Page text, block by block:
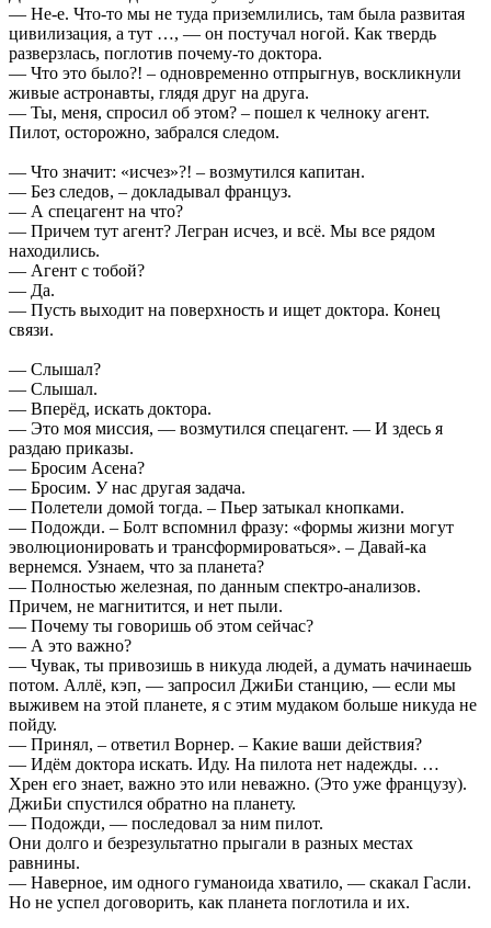
— Не-е. Что-то мы не туда приземлились, там была развитая
цивилизация, а тут …, — он постучал ногой. Как твердь
разверзлась, поглотив почему-то доктора.
— Что это было?! – одновременно отпрыгнув, воскликнули
живые астронавты, глядя друг на друга.
— Ты, меня, спросил об этом? – пошел к челноку агент.
Пилот, осторожно, забрался следом.
— Что значит: «исчез»?! – возмутился капитан.
— Без следов, – докладывал француз.
— А спецагент на что?
— Причем тут агент? Легран исчез, и всё. Мы все рядом
находились.
— Агент с тобой?
— Да.
— Пусть выходит на поверхность и ищет доктора. Конец
связи.
— Слышал?
— Слышал.
— Вперёд, искать доктора.
— Это моя миссия, — возмутился спецагент. — И здесь я
раздаю приказы.
— Бросим Асена?
— Бросим. У нас другая задача.
— Полетели домой тогда. – Пьер затыкал кнопками.
— Подожди. – Болт вспомнил фразу: «формы жизни могут
эволюционировать и трансформироваться». – Давай-ка
вернемся. Узнаем, что за планета?
— Полностью железная, по данным спектро-анализов.
Причем, не магнитится, и нет пыли.
— Почему ты говоришь об этом сейчас?
— А это важно?
— Чувак, ты привозишь в никуда людей, а думать начинаешь
потом. Аллё, кэп, — запросил ДжиБи станцию, — если мы
выживем на этой планете, я с этим мудаком больше никуда не
пойду.
— Принял, – ответил Ворнер. – Какие ваши действия?
— Идём доктора искать. Иду. На пилота нет надежды. …
Хрен его знает, важно это или неважно. (Это уже французу).
ДжиБи спустился обратно на планету.
— Подожди, — последовал за ним пилот.
Они долго и безрезультатно прыгали в разных местах
равнины.
— Наверное, им одного гуманоида хватило, — скакал Гасли.
Но не успел договорить, как планета поглотила и их.